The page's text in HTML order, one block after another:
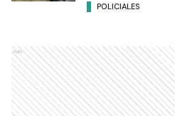
POLICIALES
Ads